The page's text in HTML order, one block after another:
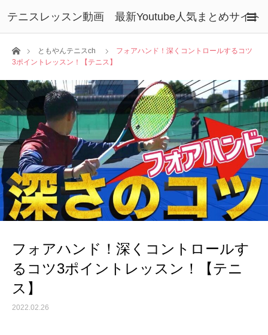
テニスレッスン動画 最新Youtube人気まとめサイト
ホームともやんテニスch
フォアハンド！深くコントロールするコツ
3ポイントレッスン！【テニス】
フォアハンド！深くコントロールす
るコツ3ポイントレッスン！【テニ
ス】
2022.02.26